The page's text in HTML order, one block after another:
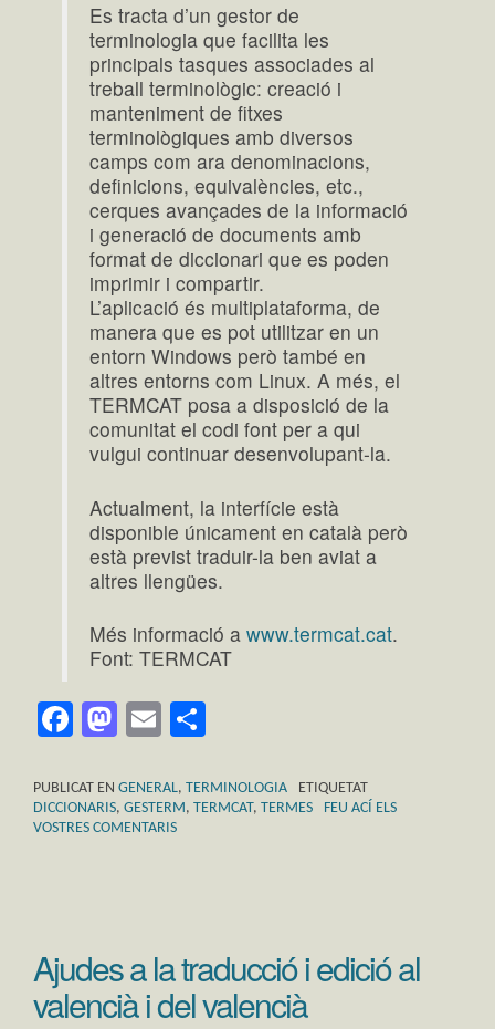
Es tracta d’un gestor de
terminologia que facilita les
principals tasques associades al
treball terminològic: creació i
manteniment de fitxes
terminològiques amb diversos
camps com ara denominacions,
definicions, equivalències, etc.,
cerques avançades de la informació
i generació de documents amb
format de diccionari que es poden
imprimir i compartir.
L’aplicació és multiplataforma, de
manera que es pot utilitzar en un
entorn Windows però també en
altres entorns com Linux. A més, el
TERMCAT posa a disposició de la
comunitat el codi font per a qui
vulgui continuar desenvolupant-la.
Actualment, la interfície està
disponible únicament en català però
està previst traduir-la ben aviat a
altres llengües.
Més informació awww.termcat.cat.
Font: TERMCAT
Facebook
Mastodon
Email
PUBLICAT EN GENERAL, TERMINOLOGIA
ETIQUETAT
DICCIONARIS, GESTERM, TERMCAT, TERMES
FEU ACÍ ELS
VOSTRES COMENTARIS
Ajudes a la traducció i edició al
valencià i del valencià